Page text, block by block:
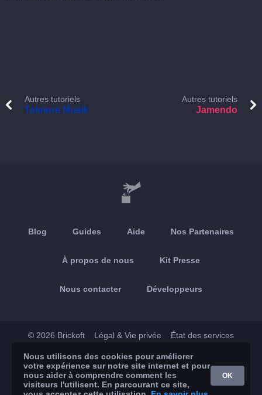
Autres tutoriels
Telmore Musik
Autres tutoriels
Jamendo
Blog Guides Aide Nos Partenaires
À propos de nous Kit Presse
Nous contacter Développeurs
© 2026 Brickoft Légal & Vie privée État des services
App Store Google Play
Nous utilisons des cookies pour améliorer
votre expérience sur notre site internet et pour
nous aider à comprendre comment les
visiteurs l'utilisent. En parcourant ce site,
OK